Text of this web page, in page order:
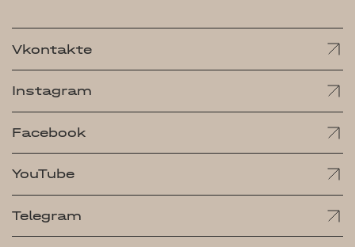
Vkontakte
Instagram
Facebook
YouTube
Telegram